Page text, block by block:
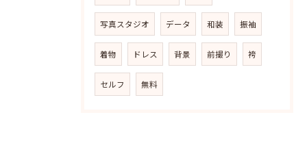
写真スタジオ データ 和装 振袖
着物 ドレス 背景 前撮り 袴
セルフ 無料